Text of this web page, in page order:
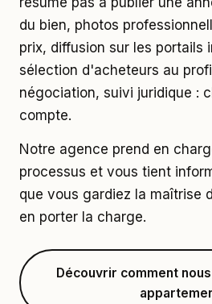
du bien, photos
prix, diffusion sur les portails
sélection d'acheteurs au
négociation, suivi juridique :
compte.
Notre agence prend en
processus et vous tient
que vous gardiez la maîtrise
en porter la charge.
Découvrir comment